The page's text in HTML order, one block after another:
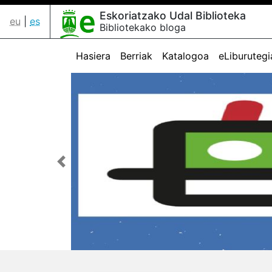
eu es Eskoriatzako Udal Biblioteka
Bibliotekako bloga
Hasiera Berriak Katalogoa
Aurrekoa